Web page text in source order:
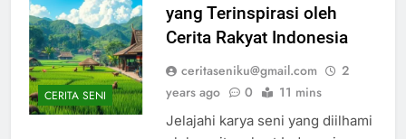
CERITA SENI
yang Terinspirasi oleh
Cerita Rakyat Indonesia
ceritaseniku@gmail.com
2
years ago
0 11 mins
Jelajahi karya seni yang diilhami